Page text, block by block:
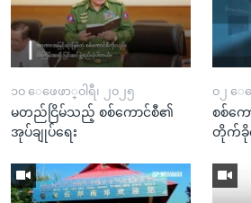
၁၀ ေဖေဖာ္၀ါရီ၊ ၂၀၂၅
မတည်ငြိမ်သည့် စစ်ကောင်စီ၏
အုပ်ချုပ်ရေး
၀၂ ေဖ
စစ်ကေ
တိုက်ခိုက်